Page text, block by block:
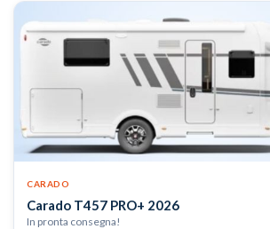
CARADO
Carado T457 PRO+ 2026
In pronta consegna!